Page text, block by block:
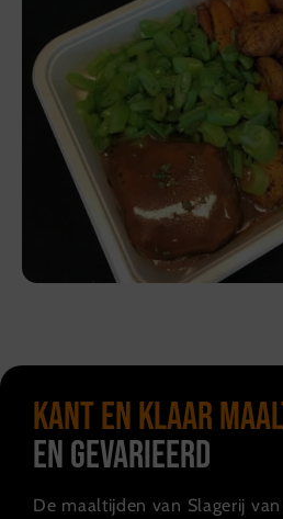
Kant en klaar
en gevarieerd
De maaltijden van Slagerij